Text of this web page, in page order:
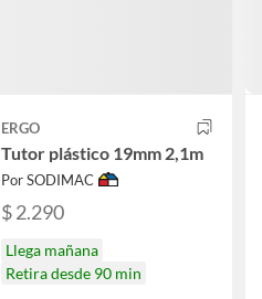
ERGO
Tutor plástico 19mm 2,1m
Por SODIMAC
$ 2.290
Llega mañana
Retira desde 90 min